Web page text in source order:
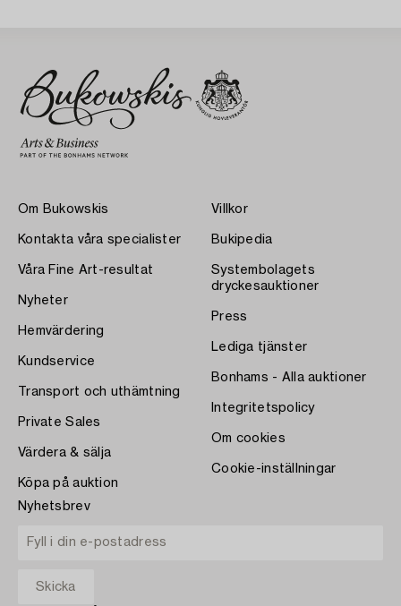
Om Bukowskis
Kontakta våra specialister
Våra Fine Art-resultat
Nyheter
Hemvärdering
Kundservice
Transport och uthämtning
Private Sales
Värdera & sälja
Köpa på auktion
Villkor
Bukipedia
Systembolagets
dryckesauktioner
Press
Lediga tjänster
Bonhams - Alla auktioner
Integritetspolicy
Om cookies
Cookie-inställningar
Nyhetsbrev